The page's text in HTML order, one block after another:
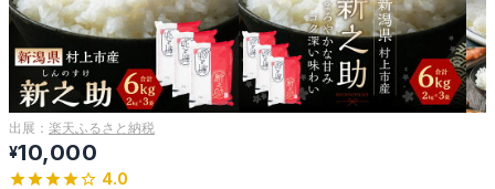
出展： 楽天ふるさと納税
¥10,000
4.0